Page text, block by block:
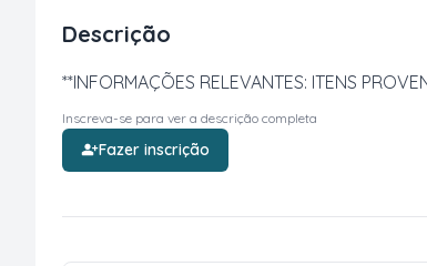
Descrição
**INFORMAÇÕES RELEVANTES: ITENS
Inscreva-se para ver a descrição completa
Fazer inscrição